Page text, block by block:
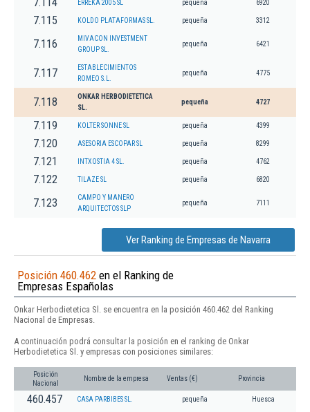
7.114 ERREKA 2005 SL pequeña 6920
7.115 KOLDO PLATAFORMAS SL. pequeña 3312
7.116
MIVACON INVESTMENT
GROUP SL.
pequeña 6421
7.117
ESTABLECIMIENTOS
ROMEO S.L.
pequeña 4775
7.118
ONKAR HERBODIETETICA
SL.
pequeña 4727
7.119 KOLTER SONNE SL pequeña 4399
7.120 ASESORIA ESCOPAR SL pequeña 8299
7.121 INTXOSTIA 4 SL. pequeña 4762
7.122 TILAZE SL pequeña 6820
7.123
CAMPO Y MANERO
ARQUITECTOS SLP
pequeña 7111
Ver Ranking de Empresas de Navarra
Posición 460.462 en el Ranking de
Empresas Españolas
Onkar Herbodietetica Sl. se encuentra en la posición 460.462 del Ranking
Nacional de Empresas.
A continuación podrá consultar la posición en el ranking de Onkar
Herbodietetica Sl. y empresas con posiciones similares:
Posición
Nacional
Nombre de la empresa Ventas (€) Provincia
460.457 CASA PARBIBES SL. pequeña Huesca